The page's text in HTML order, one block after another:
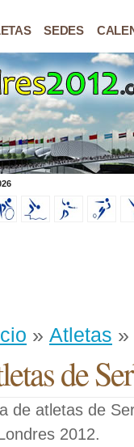
SEDES
» Atletas »
de
de atletas de
2012.